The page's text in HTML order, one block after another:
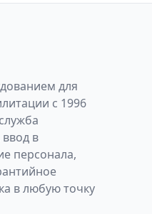
для
с 1996
в
персонала,
в любую точку